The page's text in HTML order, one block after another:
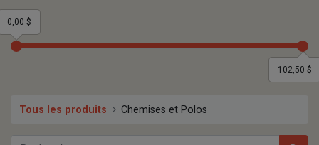
102,50 $
0,00 $
Tous les produits Chemises et Polos